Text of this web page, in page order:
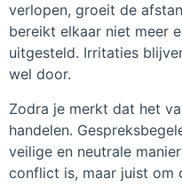
verlopen, groeit de
bereikt elkaar niet meer
uitgesteld. Irritaties
wel door.
Zodra je merkt dat het
handelen.
veilige en neutrale
conflict is, maar juist om